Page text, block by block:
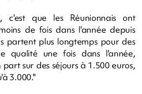
c'est que les Réunionnais ont
de fois dans l'année depuis
partent plus longtemps pour des
qualité une fois dans l'année,
sur des séjours à 1.500 euros,
3.000."